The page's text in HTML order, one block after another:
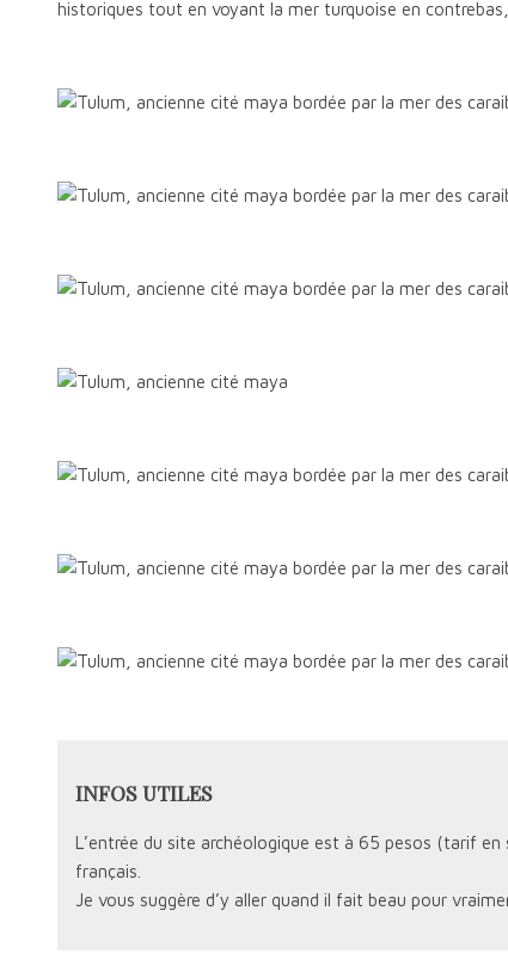
historiques tout en voyant la mer turquoise en
INFOS UTILES
L’entrée du site archéologique est à 65 pesos (tarif
français.
Je vous suggère d’y aller quand il fait beau pour